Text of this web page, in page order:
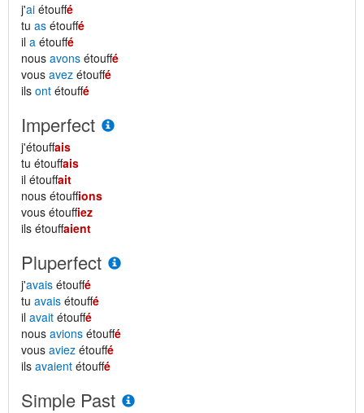
j'ai étouffé
tu as étouffé
il a étouffé
nous avons étouffé
vous avez étouffé
ils ont étouffé
Imperfect
j'étouffais
tu étouffais
il étouffait
nous étouffions
vous étouffiez
ils étouffaient
Pluperfect
j'avais étouffé
tu avais étouffé
il avait étouffé
nous avions étouffé
vous aviez étouffé
ils avaient étouffé
Simple Past